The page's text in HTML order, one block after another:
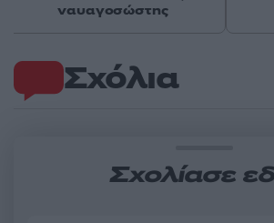
Σχόλια
Σχολίασε
ναυαγοσώστης